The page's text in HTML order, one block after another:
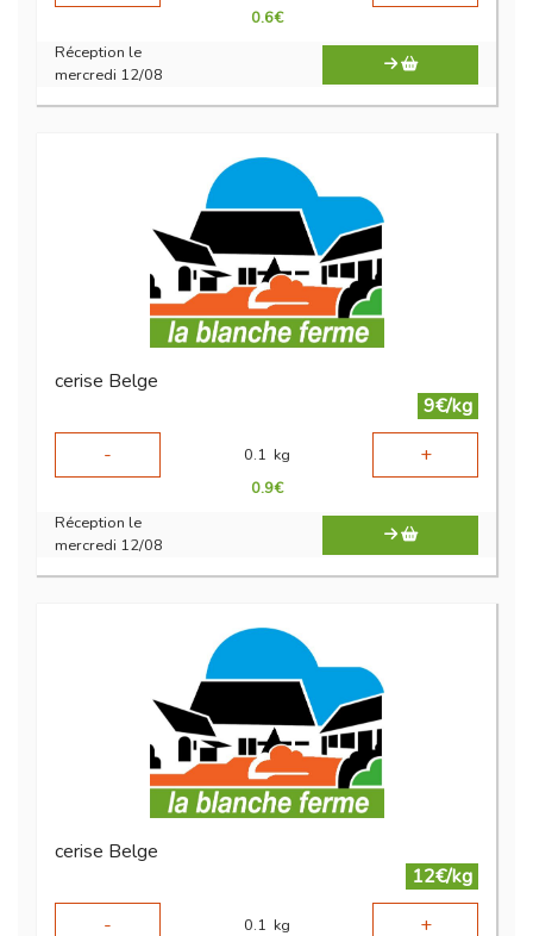
0.6€
Réception le
mercredi 12/08
cerise Belge
9€/kg
-
0.1 kg +
0.9€
Réception le
mercredi 12/08
cerise Belge
12€/kg
-
0.1 kg +